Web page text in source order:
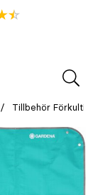
Tillbehör